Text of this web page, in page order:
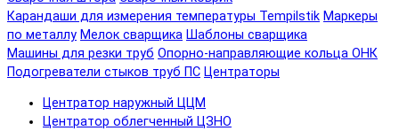
Карандаши для измерения температуры Tempilstik Маркеры
по металлу Мелок сварщика Шаблоны сварщика
Машины для резки труб Опорно-направляющие кольца ОНК
Подогреватели стыков труб ПС Центраторы
Центратор наружный ЦЦМ
Центратор облегченный ЦЗНО